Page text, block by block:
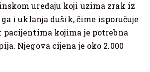
uređaju koji uzima zrak iz
i uklanja dušik, čime isporučuje
kojima je potrebna
Njegova cijena je oko 2.000